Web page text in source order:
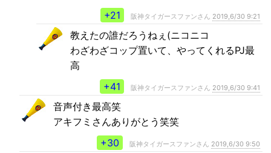
+21
阪神タイガースファンさん 2019,6/30 9:21
教えたの誰だろうねぇ(ニコニコ
わざわざコップ置いて、やってくれるPJ最
高
+41
阪神タイガースファンさん 2019,6/30 9:41
音声付き最高笑
アキフミさんありがとう笑笑
+30
阪神タイガースファンさん 2019,6/30 9:50